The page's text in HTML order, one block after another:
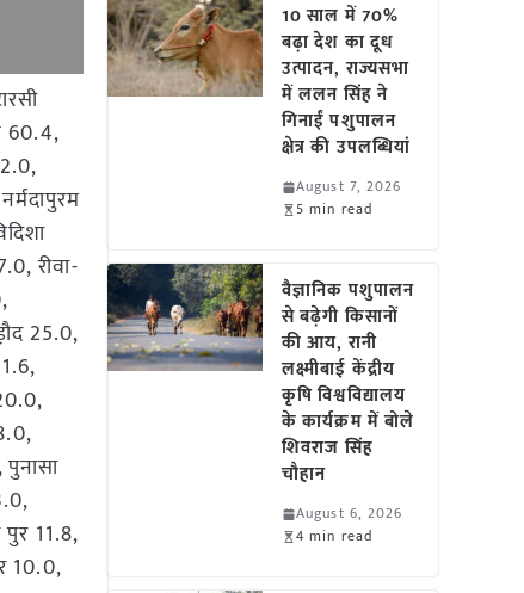
60.4,
रीवा-
25.0,
11.8,
10.0,
10 साल में 70%
बढ़ा देश का दूध
उत्पादन, राज्यसभा
में ललन सिंह ने
गिनाईं पशुपालन
क्षेत्र की उपलब्धियां
August 7, 2026
5 min read
वैज्ञानिक पशुपालन
से बढ़ेगी किसानों
की आय, रानी
लक्ष्मीबाई केंद्रीय
कृषि विश्वविद्यालय
के कार्यक्रम में बोले
शिवराज सिंह
चौहान
August 6, 2026
4 min read